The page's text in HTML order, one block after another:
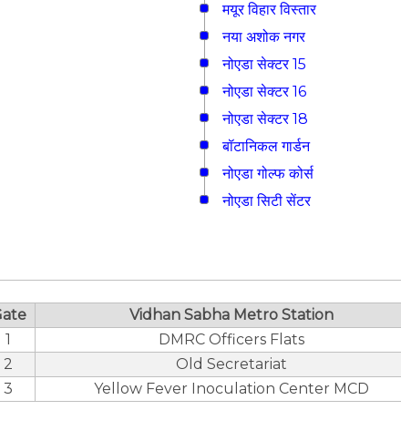
मयूर विहार विस्तार
नया अशोक नगर
नोएडा सेक्टर 15
नोएडा सेक्टर 16
नोएडा सेक्टर 18
बॉटानिकल गार्डन
नोएडा गोल्फ कोर्स
नोएडा सिटी सेंटर
Vidhan Sabha Metro Station
1
DMRC Officers Flats
2
Old Secretariat
3
Yellow Fever Inoculation Center MCD